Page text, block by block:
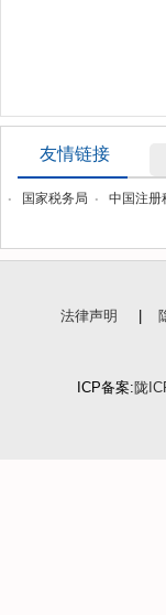
友情链接
. 国家税务局 . 中国注册
法律声明
ICP备案:陇